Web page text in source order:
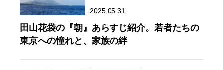
2025.05.31
田山花袋の『朝』あらすじ紹介。若者たちの
東京への憧れと、家族の絆